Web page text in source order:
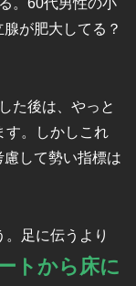
。60代男性の小
が肥大してる？
た後は、やっと
す。しかしこれ
して勢い指標は
足に伝うより
トから床に